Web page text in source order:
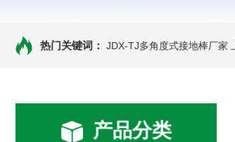
热门关键词： JDX-TJ多角度式接地棒厂家
产品分类